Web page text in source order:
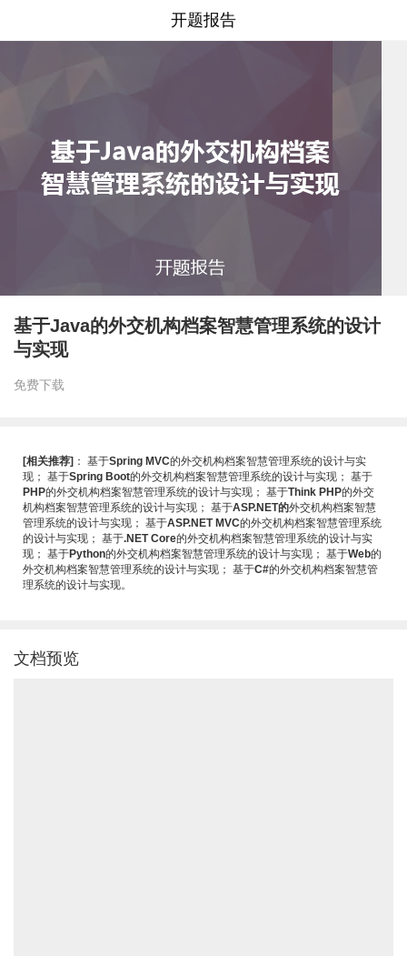
开题报告
基于Java的外交机构档案智慧管理系统的设计
与实现
免费下载
[相关推荐] ： 基于Spring MVC的外交机构档案智慧管理系统的设计与实
现 ； 基于Spring Boot的外交机构档案智慧管理系统的设计与实现 ； 基于
PHP的外交机构档案智慧管理系统的设计与实现 ； 基于Think PHP的外交
机构档案智慧管理系统的设计与实现 ； 基于ASP.NET的外交机构档案智慧
管理系统的设计与实现 ； 基于ASP.NET MVC的外交机构档案智慧管理系统
的设计与实现 ； 基于.NET Core的外交机构档案智慧管理系统的设计与实
现 ； 基于Python的外交机构档案智慧管理系统的设计与实现 ； 基于Web的
外交机构档案智慧管理系统的设计与实现 ； 基于C#的外交机构档案智慧管
理系统的设计与实现。
文档预览